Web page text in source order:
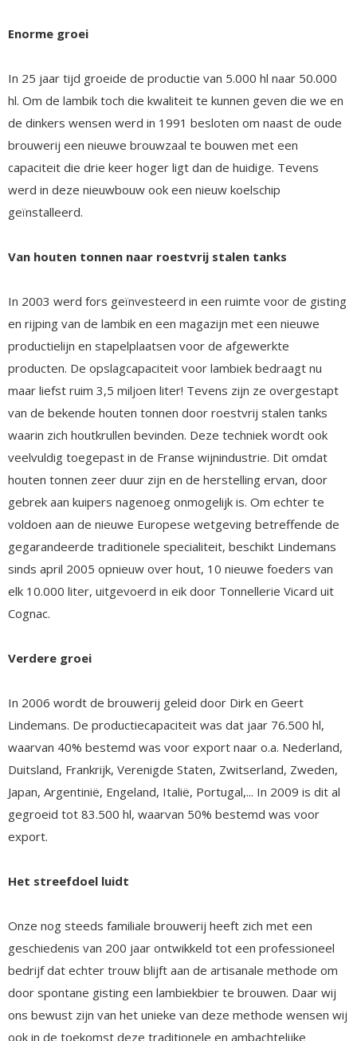
Enorme groei
In 25 jaar tijd groeide de productie van 5.000 hl naar 50.000
hl. Om de lambik toch die kwaliteit te kunnen geven die we en
de dinkers wensen werd in 1991 besloten om naast de oude
brouwerij een nieuwe brouwzaal te bouwen met een
capaciteit die drie keer hoger ligt dan de huidige. Tevens
werd in deze nieuwbouw ook een nieuw koelschip
geïnstalleerd.
Van houten tonnen naar roestvrij stalen tanks
In 2003 werd fors geïnvesteerd in een ruimte voor de gisting
en rijping van de lambik en een magazijn met een nieuwe
productielijn en stapelplaatsen voor de afgewerkte
producten. De opslagcapaciteit voor lambiek bedraagt nu
maar liefst ruim 3,5 miljoen liter! Tevens zijn ze overgestapt
van de bekende houten tonnen door roestvrij stalen tanks
waarin zich houtkrullen bevinden. Deze techniek wordt ook
veelvuldig toegepast in de Franse wijnindustrie. Dit omdat
houten tonnen zeer duur zijn en de herstelling ervan, door
gebrek aan kuipers nagenoeg onmogelijk is. Om echter te
voldoen aan de nieuwe Europese wetgeving betreffende de
gegarandeerde traditionele specialiteit, beschikt Lindemans
sinds april 2005 opnieuw over hout, 10 nieuwe foeders van
elk 10.000 liter, uitgevoerd in eik door Tonnellerie Vicard uit
Cognac.
Verdere groei
In 2006 wordt de brouwerij geleid door Dirk en Geert
Lindemans. De productiecapaciteit was dat jaar 76.500 hl,
waarvan 40% bestemd was voor export naar o.a. Nederland,
Duitsland, Frankrijk, Verenigde Staten, Zwitserland, Zweden,
Japan, Argentinië, Engeland, Italië, Portugal,... In 2009 is dit al
gegroeid tot 83.500 hl, waarvan 50% bestemd was voor
export.
Het streefdoel luidt
Onze nog steeds familiale brouwerij heeft zich met een
geschiedenis van 200 jaar ontwikkeld tot een professioneel
bedrijf dat echter trouw blijft aan de artisanale methode om
door spontane gisting een lambiekbier te brouwen. Daar wij
ons bewust zijn van het unieke van deze methode wensen wij
ook in de toekomst deze traditionele en ambachtelijke